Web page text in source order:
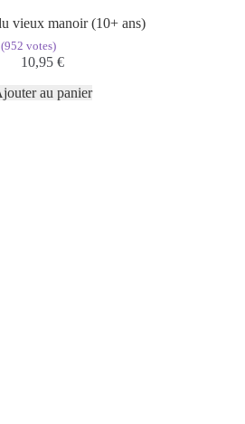
vieux manoir (10+ ans)
votes)
10,95 €
au panier